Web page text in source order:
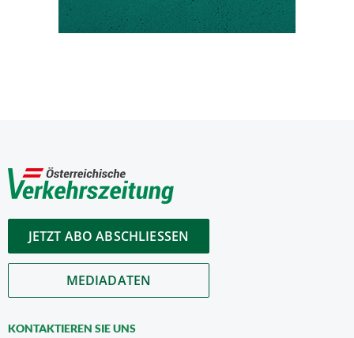
JETZT ABO ABSCHLIESSEN
MEDIADATEN
KONTAKTIEREN SIE UNS